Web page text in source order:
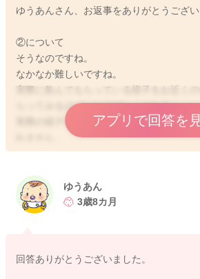
ゆうあんさん、お返事をありがとうござい
②について
そうなのですね。
なかなか難しいですね。
実際に飲んでもらっている様子をお近く
らってみるのはいかがでしょうか？
実際の様子を見てもらうことで、また何
そうですね、あまり飲んでもらえなかった
を行ってみてください。
お胸にしっかりとフィットさせて、陰圧
でもご確認いただけたらと思います。
アプリで回答を
ゆうあん
3歳8カ月
回答ありがとうございました。